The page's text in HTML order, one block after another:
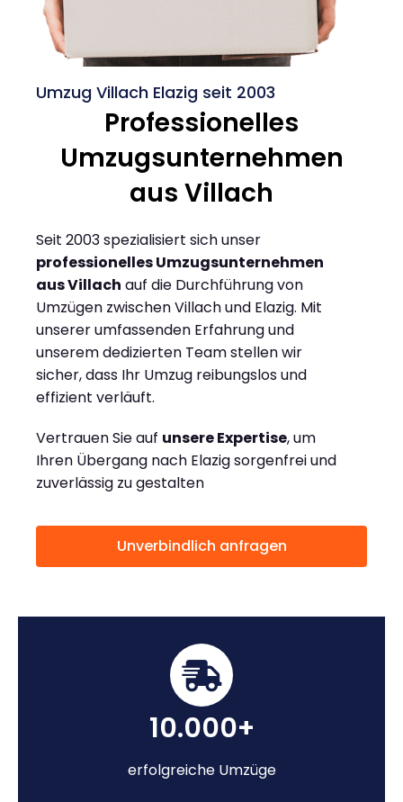
Umzug Villach Elazig seit 2003
Professionelles
Umzugsunternehmen
aus Villach
Seit 2003 spezialisiert sich unser
professionelles Umzugsunternehmen
aus Villach auf die Durchführung von
Umzügen zwischen Villach und Elazig. Mit
unserer umfassenden Erfahrung und
unserem dedizierten Team stellen wir
sicher, dass Ihr Umzug reibungslos und
effizient verläuft.
Vertrauen Sie auf unsere Expertise, um
Ihren Übergang nach Elazig sorgenfrei und
zuverlässig zu gestalten
Unverbindlich anfragen
10.000+
erfolgreiche Umzüge